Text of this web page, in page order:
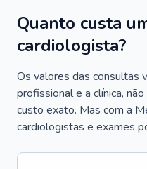
Quanto custa
cardiologista?
Os valores das consultas
profissional e a clínica,
custo exato. Mas com a
cardiologistas e exames